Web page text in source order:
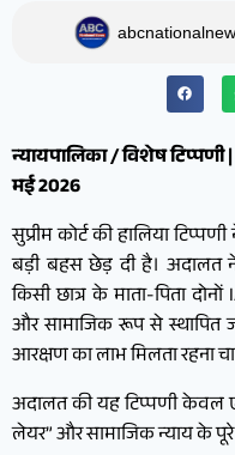
न्यायपालिका / विशेष टिप्पणी
मई 2026
सुप्रीम कोर्ट की हालिया
बड़ी बहस छेड़ दी है। अदालत
किसी छात्र के माता-पिता
और सामाजिक रूप से स्थापित
आरक्षण का लाभ मिलता रहना
अदालत की यह टिप्पणी केवल
लेयर” और सामाजिक न्याय के पूरे